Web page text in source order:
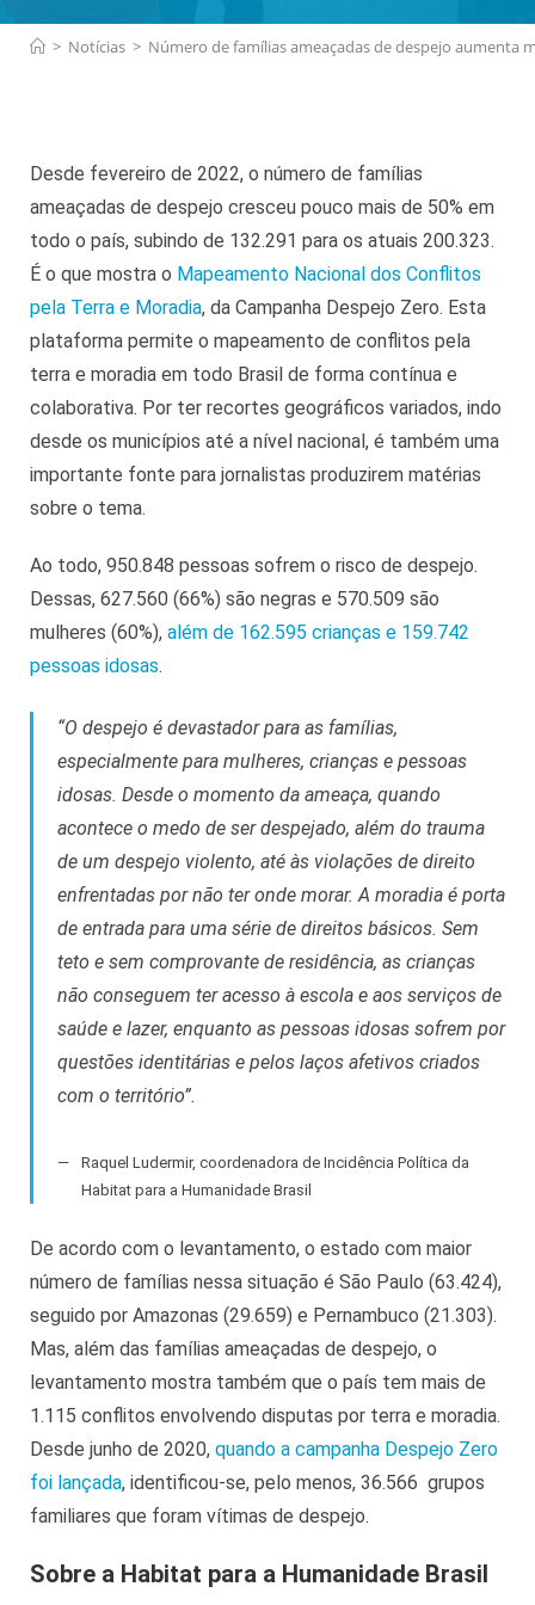
> Notícias > Número de famílias ameaçadas de despejo aumenta
Desde fevereiro de 2022, o número de famílias
ameaçadas de despejo cresceu pouco mais de 50% em
todo o país, subindo de 132.291 para os atuais 200.323.
É o que mostra o Mapeamento Nacional dos Conflitos
pela Terra e Moradia, da Campanha Despejo Zero. Esta
plataforma permite o mapeamento de conflitos pela
terra e moradia em todo Brasil de forma contínua e
colaborativa. Por ter recortes geográficos variados, indo
desde os municípios até a nível nacional, é também uma
importante fonte para jornalistas produzirem matérias
sobre o tema.
Ao todo, 950.848 pessoas sofrem o risco de despejo.
Dessas, 627.560 (66%) são negras e 570.509 são
mulheres (60%), além de 162.595 crianças e 159.742
pessoas idosas.
“O despejo é devastador para as famílias,
especialmente para mulheres, crianças e pessoas
idosas. Desde o momento da ameaça, quando
acontece o medo de ser despejado, além do trauma
de um despejo violento, até às violações de direito
enfrentadas por não ter onde morar. A moradia é porta
de entrada para uma série de direitos básicos. Sem
teto e sem comprovante de residência, as crianças
não conseguem ter acesso à escola e aos serviços de
saúde e lazer, enquanto as pessoas idosas sofrem por
questões identitárias e pelos laços afetivos criados
com o território”.
Raquel Ludermir, coordenadora de Incidência Política da
Habitat para a Humanidade Brasil
De acordo com o levantamento, o estado com maior
número de famílias nessa situação é São Paulo (63.424),
seguido por Amazonas (29.659) e Pernambuco (21.303).
Mas, além das famílias ameaçadas de despejo, o
levantamento mostra também que o país tem mais de
1.115 conflitos envolvendo disputas por terra e moradia.
Desde junho de 2020, quando a campanha Despejo Zero
foi lançada, identificou-se, pelo menos, 36.566 grupos
familiares que foram vítimas de despejo.
Sobre a Habitat para a Humanidade Brasil